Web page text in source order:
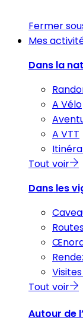
Fermer
Mes
Dans la
A Vélo
A VTT
Tout voir
Dans les
Tout voir
Autour de